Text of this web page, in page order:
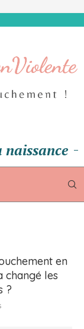
naissance
en
changé les
?